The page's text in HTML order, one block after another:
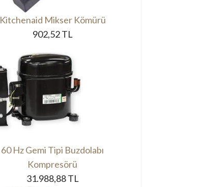
Kitchenaid Mikser Kömürü
902,52 TL
60 Hz Gemi Tipi Buzdolabı
Kompresörü
31.988,88 TL